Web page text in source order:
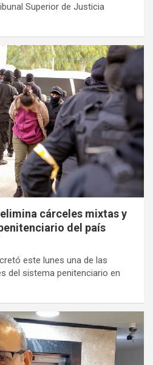
Superior de Justicia
cárceles mixtas y
del país
este lunes una de las
del sistema penitenciario en